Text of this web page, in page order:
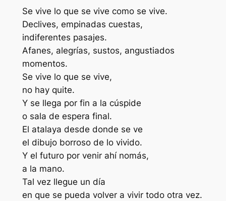
Se vive lo que se vive como se vive.
Declives, empinadas cuestas,
indiferentes pasajes.
Afanes, alegrías, sustos, angustiados
momentos.
Se vive lo que se vive,
no hay quite.
Y se llega por fin a la cúspide
o sala de espera final.
El atalaya desde donde se ve
el dibujo borroso de lo vivido.
Y el futuro por venir ahí nomás,
a la mano.
Tal vez llegue un día
en que se pueda volver a vivir todo otra vez.